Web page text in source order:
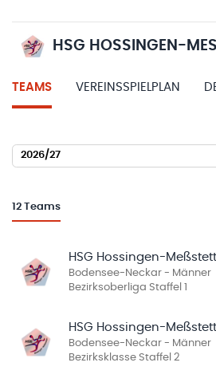
HSG HOSSINGEN-
TEAMS VEREINSSPIELPLAN
2026/27
12 Teams
HSG Hossingen-
Bodensee-Neckar - Männer
Bezirksoberliga Staffel 1
HSG Hossingen-
Bodensee-Neckar - Männer
Bezirksklasse Staffel 2